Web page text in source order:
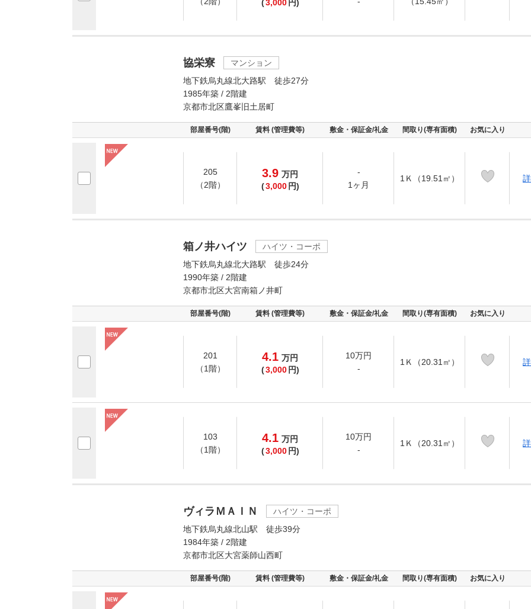
(3,000 円)
協栄寮
マンション
地下鉄烏丸線北大路駅 徒歩27分
1985年築 / 2階建
京都市北区鷹峯旧土居町
部屋番号(階) 賃料 (管理費等) 敷金・保証金/礼金 間取り(専有面積) お気に入り
205
（2階）
3.9 万円
(3,000 円)
-
1ヶ月
1Ｋ（19.51㎡）
箱ノ井ハイツ
ハイツ・コーポ
地下鉄烏丸線北大路駅 徒歩24分
1990年築 / 2階建
京都市北区大宮南箱ノ井町
部屋番号(階) 賃料 (管理費等) 敷金・保証金/礼金 間取り(専有面積) お気に入り
201
（1階）
4.1 万円
(3,000 円)
10万円
-
1Ｋ（20.31㎡）
103
（1階）
4.1 万円
(3,000 円)
10万円
-
1Ｋ（20.31㎡）
ヴィラＭＡＩＮ
ハイツ・コーポ
地下鉄烏丸線北山駅 徒歩39分
1984年築 / 2階建
京都市北区大宮薬師山西町
部屋番号(階) 賃料 (管理費等) 敷金・保証金/礼金 間取り(専有面積) お気に入り